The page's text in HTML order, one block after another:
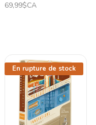
69,99$CA
En rupture de stock